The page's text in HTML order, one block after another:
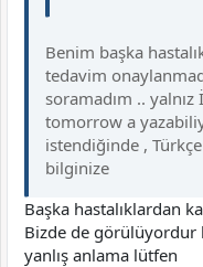
Benim başka
tedavim
soramadım ..
tomorrow a
istendiğinde ,
bilginize
Başka hastalıklardan
Bizde de görülüyordur
yanlış anlama lütfen